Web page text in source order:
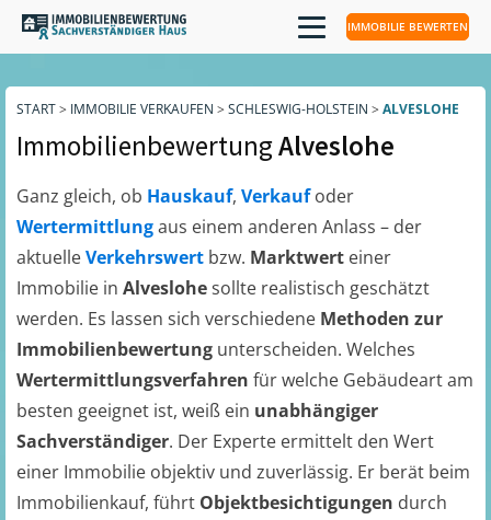
IMMOBILIE BEWERTEN
START> IMMOBILIE VERKAUFEN > SCHLESWIG-HOLSTEIN > ALVESLOHE
ImmobilienbewertungAlveslohe
Ganz gleich, ob Hauskauf, Verkaufoder
Wertermittlungaus einem anderen Anlass – der
aktuelleVerkehrswert bzw. Marktwert einer
Immobilie in Alveslohesollte realistisch geschätzt
werden. Es lassen sich verschiedene Methoden zur
Immobilienbewertung unterscheiden. Welches
Wertermittlungsverfahren für welche Gebäudeart am
besten geeignet ist, weiß ein unabhängiger
Sachverständiger. Der Experte ermittelt den Wert
einer Immobilie objektiv und zuverlässig. Er berät beim
Immobilienkauf, führt Objektbesichtigungen durch